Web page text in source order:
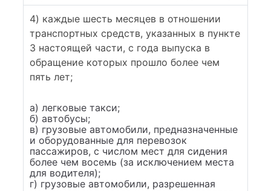
4) каждые шесть месяцев в отношении
транспортных средств, указанных в пункте
3 настоящей части, с года выпуска в
обращение которых прошло более чем
пять лет;
а) легковые такси;
б) автобусы;
в) грузовые автомобили, предназначенные
и оборудованные для перевозок
пассажиров, с числом мест для сидения
более чем восемь (за исключением места
для водителя);
г) грузовые автомобили, разрешенная